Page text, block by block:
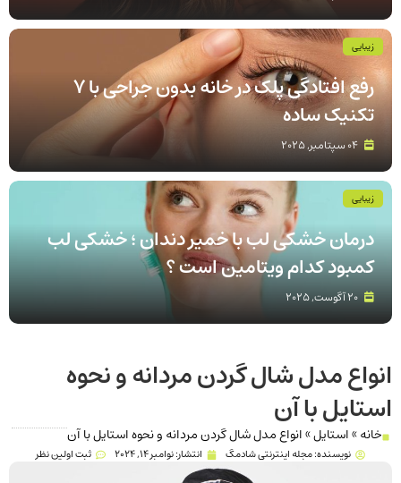
رفع افتادگی پلک در خانه بدون جراحی با 7
تکنیک ساده
زیبایی
درمان خشکی لب با خمیر دندان ؛ خشکی لب
کمبود کدام ویتامین است ؟
زیبایی
انواع مدل شال گردن مردانه و نحوه
استایل با آن
خانه»استایل»انواع مدل شال گردن مردانه و نحوه استایل با آن
نویسنده:مجله اینترنتی شادمگ انتشار:نوامبر 14, 2024 ثبت اولین نظر